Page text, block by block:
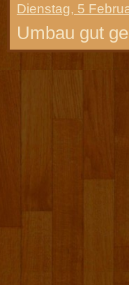
Dienstag, 5
Umbau gut